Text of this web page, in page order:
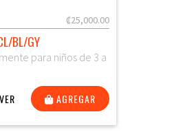
₡25,000.00
BL/GY
para niños de 3 a
VER AGREGAR